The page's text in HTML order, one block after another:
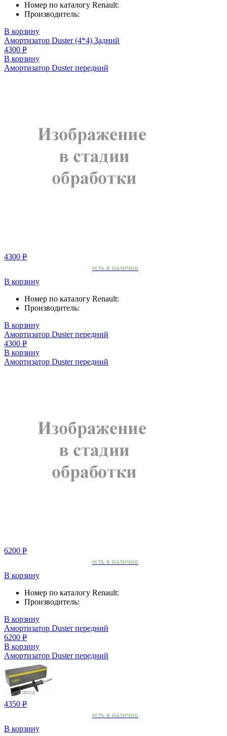
Номер по каталогу Renault:
Производитель:
В корзину
Амортизатор Duster (4*4) Задний
4300 Р
В корзину
Амортизатор Duster передний
4300 Р
есть в наличии
В корзину
Номер по каталогу Renault:
Производитель:
В корзину
Амортизатор Duster передний
4300 Р
В корзину
Амортизатор Duster передний
6200 Р
есть в наличии
В корзину
Номер по каталогу Renault:
Производитель:
В корзину
Амортизатор Duster передний
6200 Р
В корзину
Амортизатор Duster передний
4350 Р
есть в наличии
В корзину